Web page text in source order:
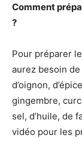
Comment
?
Pour préparer
aurez besoin
d’oignon,
gingembre,
sel, d’huile, de
vidéo pour les